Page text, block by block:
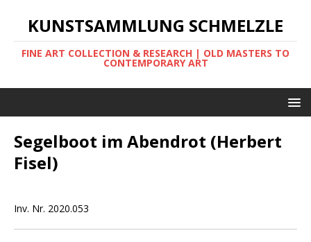
KUNSTSAMMLUNG SCHMELZLE
FINE ART COLLECTION & RESEARCH | OLD MASTERS TO
CONTEMPORARY ART
Segelboot im Abendrot (Herbert
Fisel)
Inv. Nr. 2020.053